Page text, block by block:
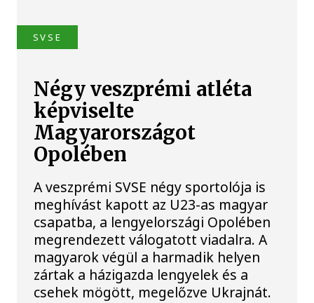
SVSE
Négy veszprémi atléta
képviselte
Magyarországot
Opolében
A veszprémi SVSE négy sportolója is
meghívást kapott az U23-as magyar
csapatba, a lengyelországi Opolében
megrendezett válogatott viadalra. A
magyarok végül a harmadik helyen
zártak a házigazda lengyelek és a
csehek mögött, megelőzve Ukrajnát.